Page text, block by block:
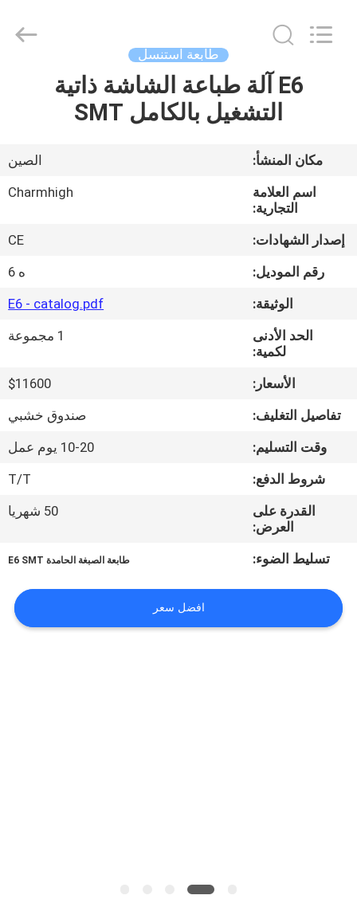
مقاطع
الفيديو
معلومات
جولة
المصنع
مراقبة
الجودة
اتصل
SHOPPING
TECHNOLOGY
LIMITED.
طابعة استنسل
E6 آلة طباعة الشاشة ذاتية
التشغيل بالكامل SMT
مكان المنشأ:
الصين
اسم العلامة
التجارية:
Charmhigh
إصدار الشهادات:
CE
رقم الموديل:
ه 6
الوثيقة:
E6 - catalog.pdf
الحد الأدنى
لكمية:
1 مجموعة
الأسعار:
$11600
تفاصيل التغليف:
صندوق خشبي
وقت التسليم:
10-20 يوم عمل
شروط الدفع:
T/T
القدرة على
العرض:
50 شهريا
تسليط الضوء: طابعة الصبغة الحامدة E6 SMT
افضل سعر